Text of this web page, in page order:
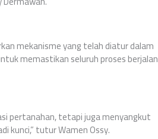
mekanisme yang telah diatur dalam
memastikan seluruh proses berjalan
pertanahan, tetapi juga menyangkut
kunci,” tutur Wamen Ossy.